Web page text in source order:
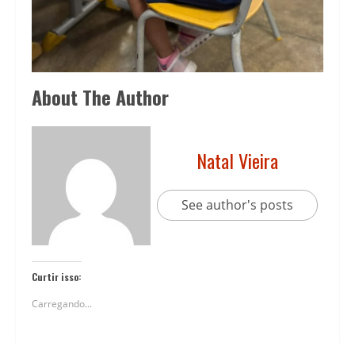
About The Author
Natal Vieira
See author's posts
Curtir isso:
Carregando...